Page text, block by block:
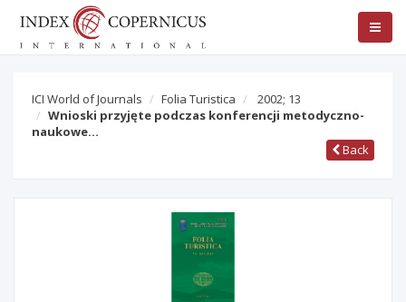
ICI World of Journals Folia Turistica
2002; 13
Wnioski przyjęte podczas konferencji metodyczno-
naukowe…
Back